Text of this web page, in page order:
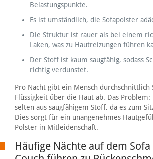
Belastungspunkte.
Es ist umständlich, die Sofapolster
Die Struktur ist rauer als bei einem
Laken, was zu Hautreizungen führen
Der Stoff ist kaum saugfähig, sodass
richtig verdunstet.
Pro Nacht gibt ein Mensch durchschnittlich
Flüssigkeit über die Haut ab. Das Problem:
selten aus saugfähigem Stoff, da es zum
Dies sorgt für ein unangenehmes
Polster in Mitleidenschaft.
Häufige Nächte auf dem